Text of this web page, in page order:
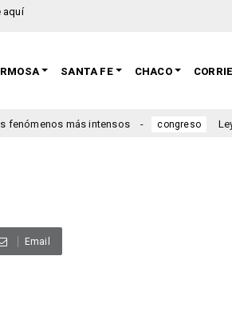
aquí
SANTA FE CHACO
más intensos congreso Ley de
Email